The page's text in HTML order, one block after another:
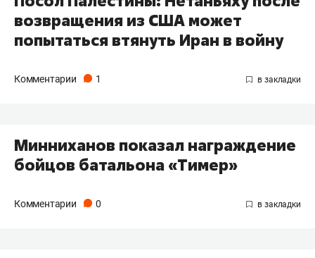
возвращения из США может
попытаться втянуть Иран в войну
Комментарии 1
Минниханов показал награждение
бойцов батальона «Тимер»
Комментарии 0